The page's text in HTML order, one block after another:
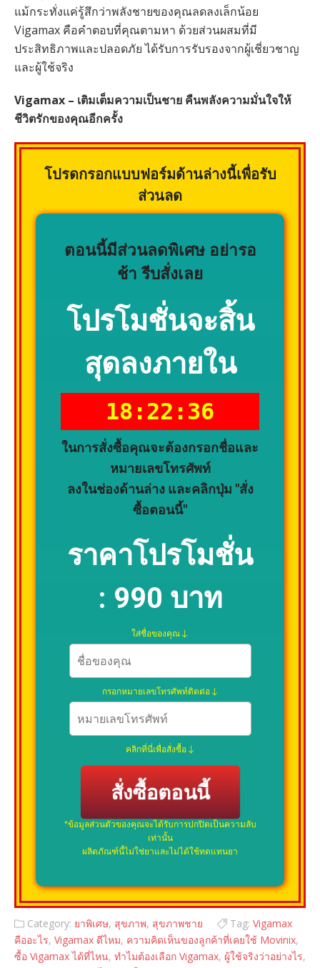
แม้กระทั่งแค่รู้สึกว่าพลังชายของคุณลดลงเล็กน้อย
Vigamax คือคำตอบที่คุณตามหา ด้วยส่วนผสมที่มี
ประสิทธิภาพและปลอดภัย ได้รับการรับรองจากผู้เชี่ยวชาญ
และผู้ใช้จริง
Vigamax – เติมเต็มความเป็นชาย คืนพลังความมั่นใจให้
ชีวิตรักของคุณอีกครั้ง
โปรดกรอกแบบฟอร์มด้านล่างนี้เพื่อรับ
ส่วนลด
ตอนนี้มีส่วนลดพิเศษ อย่ารอ
ช้า รีบสั่งเลย
โปรโมชั่นจะสิ้น
สุดลงภายใน
18:22:34
ในการสั่งซื้อคุณจะต้องกรอกชื่อและ
หมายเลขโทรศัพท์
ลงในช่องด้านล่าง และคลิกปุ่ม "สั่ง
ซื้อตอนนี้"
ราคาโปรโมชั่น
: 990 บาท
ใส่ชื่อของคุณ
กรอกหมายเลขโทรศัพท์ติดต่อ
คลิกที่นี่เพื่อสั่งซื้อ
สั่งซื้อตอนนี้
*ข้อมูลส่วนตัวของคุณจะได้รับการปกปิดเป็นความลับ
เท่านั้น
ผลิตภัณฑ์นี้ไม่ใช่ยาและไม่ได้ใช้ทดแทนยา
Category: ยาพิเศษ, สุขภาพ, สุขภาพชาย Tag: Vigamax
คืออะไร, Vigamax ดีไหม, ความคิดเห็นของลูกค้าที่เคยใช้ Movinix,
ซื้อ Vigamax ได้ที่ไหน, ทำไมต้องเลือก Vigamax, ผู้ใช้จริงว่าอย่างไร,